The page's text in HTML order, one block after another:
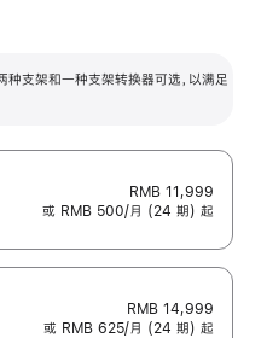
支架和一种支架转换器可选，以满足
RMB 11,999
或 RMB 500/月 (24 期) 起
RMB 14,999
或 RMB 625/月 (24 期) 起